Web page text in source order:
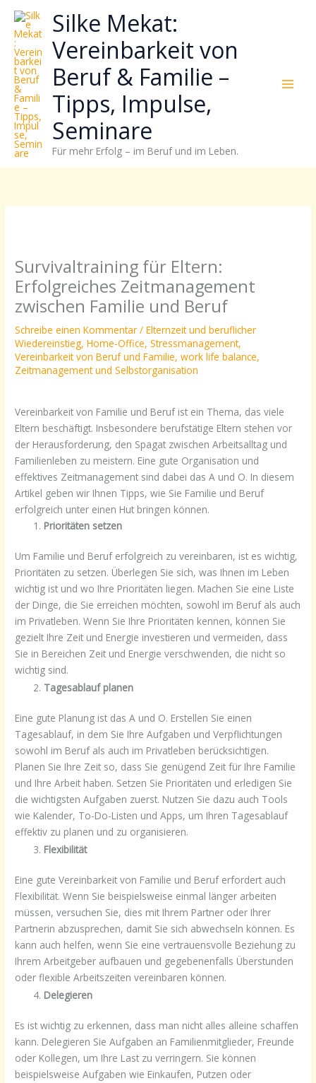
Zum
Inhalt
springen
Silke Mekat:
Vereinbarkeit von
Beruf & Familie –
Tipps, Impulse,
Seminare
Für mehr Erfolg – im Beruf und im Leben.
Survivaltraining für Eltern:
Erfolgreiches Zeitmanagement
zwischen Familie und Beruf
Schreibe einen Kommentar /Elternzeit und beruflicher
Wiedereinstieg,Home-Office,Stressmanagement,
Vereinbarkeit von Beruf und Familie,work life balance,
Zeitmanagement und Selbstorganisation
Vereinbarkeit von Familie und Beruf ist ein Thema, das viele
Eltern beschäftigt. Insbesondere berufstätige Eltern stehen vor
der Herausforderung, den Spagat zwischen Arbeitsalltag und
Familienleben zu meistern. Eine gute Organisation und
effektives Zeitmanagement sind dabei das A und O. In diesem
Artikel geben wir Ihnen Tipps, wie Sie Familie und Beruf
erfolgreich unter einen Hut bringen können.
Prioritäten setzen
Um Familie und Beruf erfolgreich zu vereinbaren, ist es wichtig,
Prioritäten zu setzen. Überlegen Sie sich, was Ihnen im Leben
wichtig ist und wo Ihre Prioritäten liegen. Machen Sie eine Liste
der Dinge, die Sie erreichen möchten, sowohl im Beruf als auch
im Privatleben. Wenn Sie Ihre Prioritäten kennen, können Sie
gezielt Ihre Zeit und Energie investieren und vermeiden, dass
Sie in Bereichen Zeit und Energie verschwenden, die nicht so
wichtig sind.
Tagesablauf planen
Eine gute Planung ist das A und O. Erstellen Sie einen
Tagesablauf, in dem Sie Ihre Aufgaben und Verpflichtungen
sowohl im Beruf als auch im Privatleben berücksichtigen.
Planen Sie Ihre Zeit so, dass Sie genügend Zeit für Ihre Familie
und Ihre Arbeit haben. Setzen Sie Prioritäten und erledigen Sie
die wichtigsten Aufgaben zuerst. Nutzen Sie dazu auch Tools
wie Kalender, To-Do-Listen und Apps, um Ihren Tagesablauf
effektiv zu planen und zu organisieren.
Flexibilität
Eine gute Vereinbarkeit von Familie und Beruf erfordert auch
Flexibilität. Wenn Sie beispielsweise einmal länger arbeiten
müssen, versuchen Sie, dies mit Ihrem Partner oder Ihrer
Partnerin abzusprechen, damit Sie sich abwechseln können. Es
kann auch helfen, wenn Sie eine vertrauensvolle Beziehung zu
Ihrem Arbeitgeber aufbauen und gegebenenfalls Überstunden
oder flexible Arbeitszeiten vereinbaren können.
Delegieren
Es ist wichtig zu erkennen, dass man nicht alles alleine schaffen
kann. Delegieren Sie Aufgaben an Familienmitglieder, Freunde
oder Kollegen, um Ihre Last zu verringern. Sie können
beispielsweise Aufgaben wie Einkaufen, Putzen oder
wie
sich
Stress
reduzieren
Energie
gezielter
einsetzen
lässt?
Einfach